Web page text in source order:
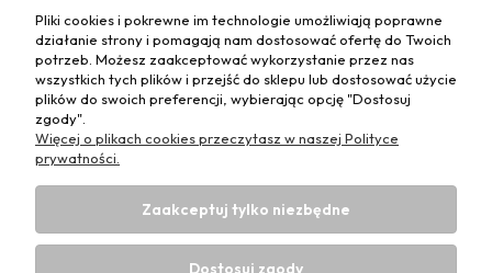
Moje konto
Płatności i dostawa
Informacje
O nas
Pliki cookies i pokrewne im technologie umożliwiają poprawne
działanie strony i pomagają nam dostosować ofertę do Twoich
potrzeb. Możesz zaakceptować wykorzystanie przez nas
wszystkich tych plików i przejść do sklepu lub dostosować użycie
plików do swoich preferencji, wybierając opcję "Dostosuj
zgody".
Więcej o plikach cookies przeczytasz w naszej Polityce
prywatności.
Zaakceptuj tylko niezbędne
Dostosuj zgody